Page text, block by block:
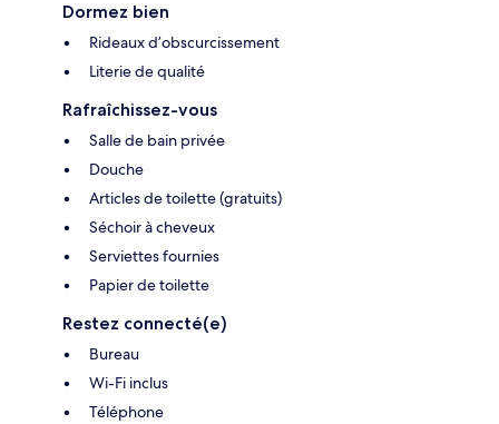
Dormez bien
Rideaux d’obscurcissement
Literie de qualité
Rafraîchissez-vous
Salle de bain privée
Douche
Articles de toilette (gratuits)
Séchoir à cheveux
Serviettes fournies
Papier de toilette
Restez connecté(e)
Bureau
Wi-Fi inclus
Téléphone